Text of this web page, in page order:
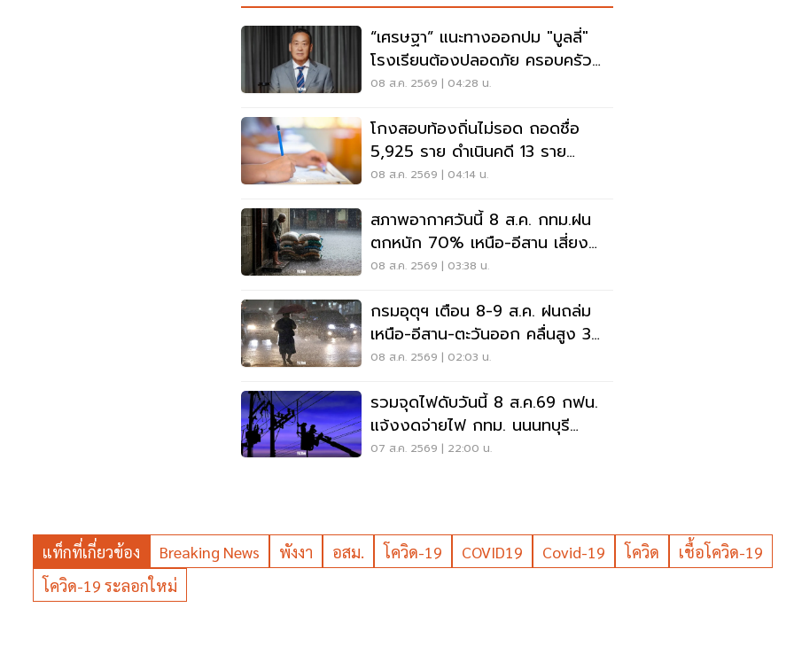
“เศรษฐา” แนะทางออกปม "บูลลี่"
โรงเรียนต้องปลอดภัย ครอบครัว
ต้องรับฟัง
08 ส.ค. 2569 | 04:28 น.
โกงสอบท้องถิ่นไม่รอด ถอดชื่อ
5,925 ราย ดำเนินคดี 13 ราย
ปปง.ไล่เส้นการเงิน
08 ส.ค. 2569 | 04:14 น.
สภาพอากาศวันนี้ 8 ส.ค. กทม.ฝน
ตกหนัก 70% เหนือ-อีสาน เสี่ยงน้ำ
ท่วมฉับพลัน
08 ส.ค. 2569 | 03:38 น.
กรมอุตุฯ เตือน 8-9 ส.ค. ฝนถล่ม
เหนือ-อีสาน-ตะวันออก คลื่นสูง 3
เมตร
08 ส.ค. 2569 | 02:03 น.
รวมจุดไฟดับวันนี้ 8 ส.ค.69 กฟน.
แจ้งงดจ่ายไฟ กทม. นนนทบุรี
สมุทรปราการ
07 ส.ค. 2569 | 22:00 น.
แท็กที่เกี่ยวข้อง Breaking News พังงา อสม. โควิด-19 COVID19 Covid-19 โควิด
เชื้อโควิด-19
โควิด-19 ระลอกใหม่